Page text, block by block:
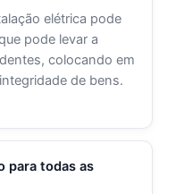
elétrica pode
pode levar a
colocando em
de bens.
para todas as